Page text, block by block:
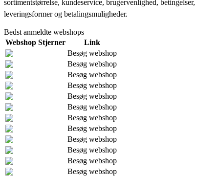
sortimentstørrelse, kundeservice, brugervenlighed, betingelser,
leveringsformer og betalingsmuligheder.
Bedst anmeldte webshops
Webshop Stjerner
Link
Besøg webshop
Besøg webshop
Besøg webshop
Besøg webshop
Besøg webshop
Besøg webshop
Besøg webshop
Besøg webshop
Besøg webshop
Besøg webshop
Besøg webshop
Besøg webshop